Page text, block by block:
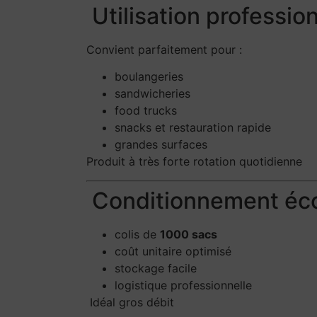
Utilisation
Convient parfaitement pour :
boulangeries
sandwicheries
food trucks
snacks et restauration rapide
grandes surfaces
Produit à très forte rotation quotidienne
Conditionnement
colis de 1000 sacs
coût unitaire optimisé
stockage facile
logistique professionnelle
Idéal gros débit